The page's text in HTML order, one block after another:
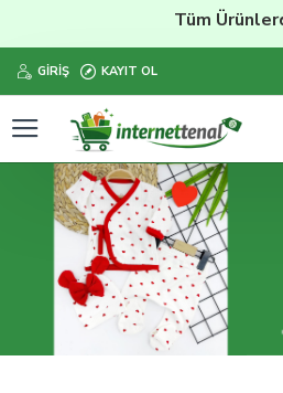
Tüm Ürünlerde
GIRIŞ KAYIT OL